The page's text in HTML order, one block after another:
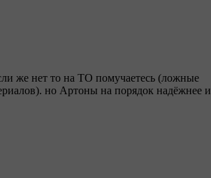
же нет то на ТО помучаетесь (ложные
но Артоны на порядок надёжнее и